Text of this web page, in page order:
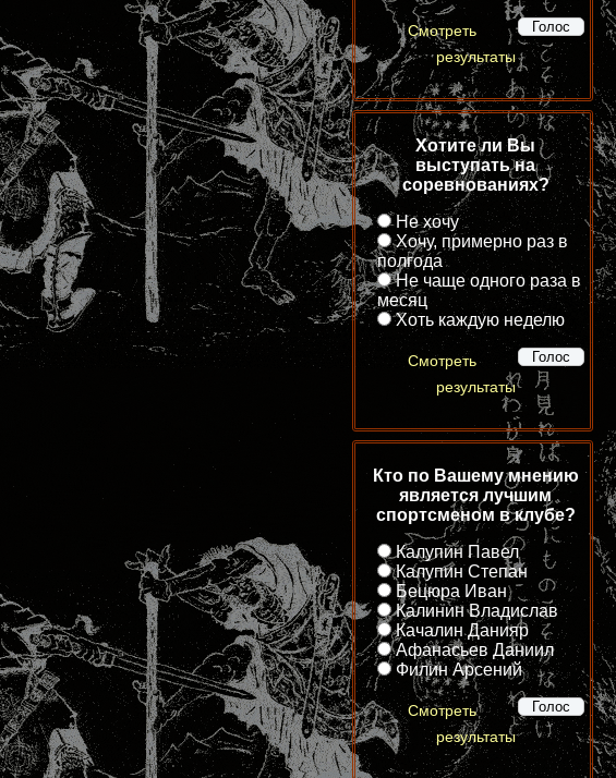
Смотреть
результаты
Хотите ли Вы
выступать на
соревнованиях?
Не хочу
Хочу, примерно раз в
полгода
Не чаще одного раза в
месяц
Хоть каждую неделю
Смотреть
результаты
Кто по Вашему мнению
является лучшим
спортсменом в клубе?
Калупин Павел
Калупин Степан
Бецюра Иван
Калинин Владислав
Качалин Данияр
Афанасьев Даниил
Филин Арсений
Смотреть
результаты